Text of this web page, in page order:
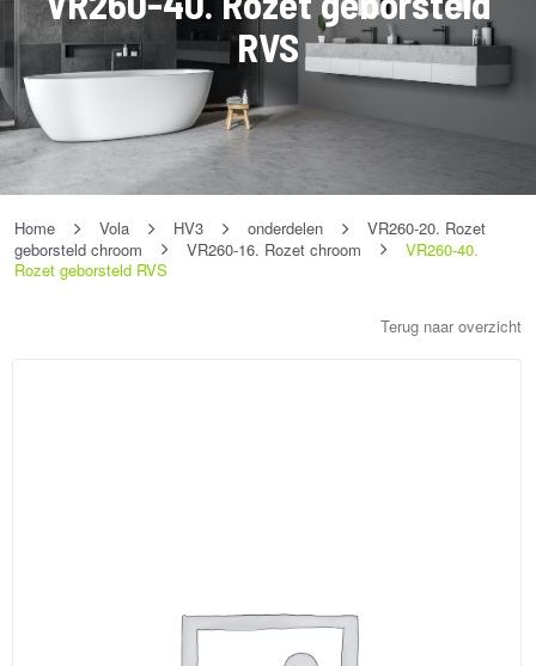
RVS
Home Vola HV3 onderdelen
VR260-20. Rozet
geborsteld chroom
VR260-16. Rozet chroom
VR260-40.
Rozet geborsteld RVS
Terug naar overzicht